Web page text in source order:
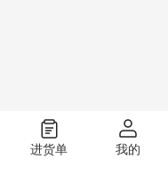
进货单 我的